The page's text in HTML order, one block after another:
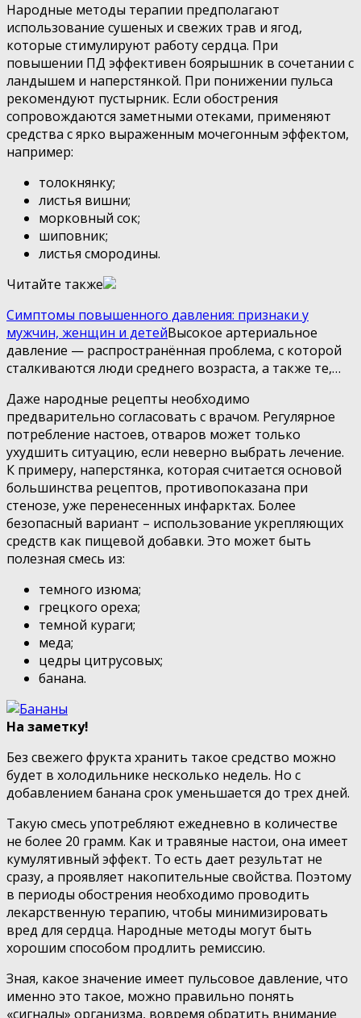
Народные методы терапии предполагают
использование сушеных и свежих трав и ягод,
которые стимулируют работу сердца. При
повышении ПД эффективен боярышник в сочетании с
ландышем и наперстянкой. При понижении пульса
рекомендуют пустырник. Если обострения
сопровождаются заметными отеками, применяют
средства с ярко выраженным мочегонным эффектом,
например:
толокнянку;
листья вишни;
морковный сок;
шиповник;
листья смородины.
Читайте также
Симптомы повышенного давления: признаки у
мужчин, женщин и детейВысокое артериальное
давление — распространённая проблема, с которой
сталкиваются люди среднего возраста, а также те,…
Даже народные рецепты необходимо
предварительно согласовать с врачом. Регулярное
потребление настоев, отваров может только
ухудшить ситуацию, если неверно выбрать лечение.
К примеру, наперстянка, которая считается основой
большинства рецептов, противопоказана при
стенозе, уже перенесенных инфарктах. Более
безопасный вариант – использование укрепляющих
средств как пищевой добавки. Это может быть
полезная смесь из:
темного изюма;
грецкого ореха;
темной кураги;
меда;
цедры цитрусовых;
банана.
На заметку!
Без свежего фрукта хранить такое средство можно
будет в холодильнике несколько недель. Но с
добавлением банана срок уменьшается до трех дней.
Такую смесь употребляют ежедневно в количестве
не более 20 грамм. Как и травяные настои, она имеет
кумулятивный эффект. То есть дает результат не
сразу, а проявляет накопительные свойства. Поэтому
в периоды обострения необходимо проводить
лекарственную терапию, чтобы минимизировать
вред для сердца. Народные методы могут быть
хорошим способом продлить ремиссию.
Зная, какое значение имеет пульсовое давление, что
именно это такое, можно правильно понять
«сигналы» организма, вовремя обратить внимание